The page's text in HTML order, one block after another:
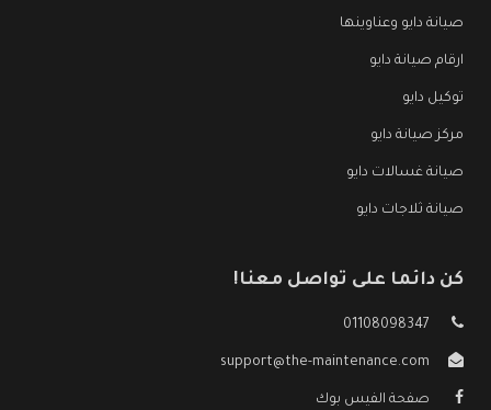
صيانة دايو وعناوينها
ارقام صيانة دايو
توكيل دايو
مركز صيانة دايو
صيانة غسالات دايو
صيانة ثلاجات دايو
كن دائما على تواصل معنا!
01108098347
support@the-maintenance.com
صفحة الفيس بوك